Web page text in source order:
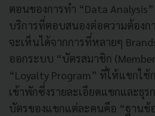
ตอนของการทำ “Data
บริการที่ตอบสนองต่อความต้องก
จะเห็นได้จากการที่หลายๆ
ออกระบบ “บัตรสมาชิก
“Loyalty Program” ที่ให้แขกใช้
เข้าพักซึ่งรายละเอียดแขกและธุร
บัตรของแขกแต่ละคนคือ “ฐานข้